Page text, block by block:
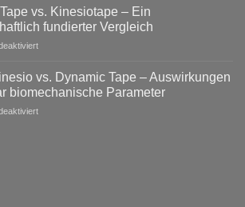
reine
Stabilisation
ausreicht
versus
neurophysiologische
Wirkungen
von
vs. Kinesiotape – Ein
fundierter Vergleich
für
Tape
Kinesiotape
–
vs. Dynamic Tape – Auswirkungen
biomechanische Parameter
für